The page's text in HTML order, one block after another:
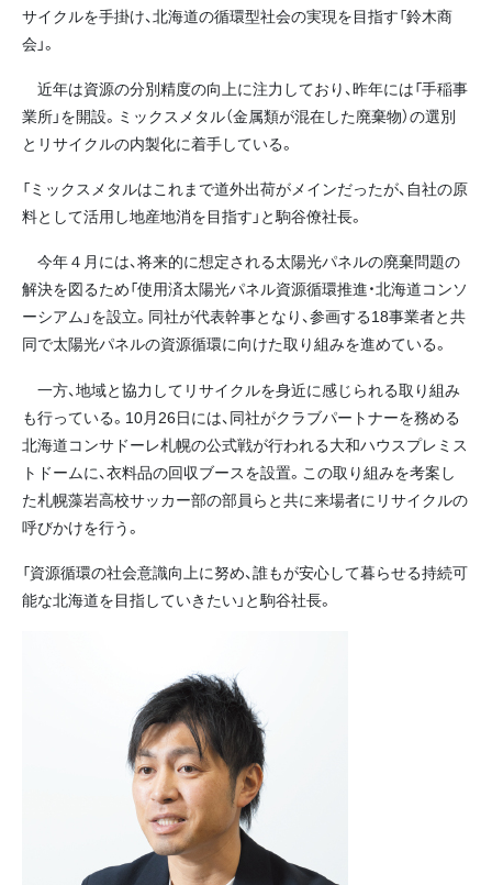
サイクルを手掛け、北海道の循環型社会の実現を目指す「鈴木商
会」。
近年は資源の分別精度の向上に注力しており、昨年には「手稲事
業所」を開設。ミックスメタル（金属類が混在した廃棄物）の選別
とリサイクルの内製化に着手している。
「ミックスメタルはこれまで道外出荷がメインだったが、自社の原
料として活用し地産地消を目指す」と駒谷僚社長。
今年４月には、将来的に想定される太陽光パネルの廃棄問題の
解決を図るため「使用済太陽光パネル資源循環推進・北海道コンソ
ーシアム」を設立。同社が代表幹事となり、参画する18事業者と共
同で太陽光パネルの資源循環に向けた取り組みを進めている。
一方、地域と協力してリサイクルを身近に感じられる取り組み
も行っている。10月26日には、同社がクラブパートナーを務める
北海道コンサドーレ札幌の公式戦が行われる大和ハウスプレミス
トドームに、衣料品の回収ブースを設置。この取り組みを考案し
た札幌藻岩高校サッカー部の部員らと共に来場者にリサイクルの
呼びかけを行う。
「資源循環の社会意識向上に努め、誰もが安心して暮らせる持続可
能な北海道を目指していきたい」と駒谷社長。